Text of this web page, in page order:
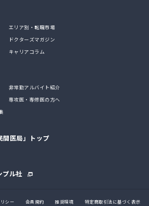
エリア別・転職市場
ドクターズマガジン
キャリアコラム
非常勤アルバイト紹介
専攻医・専修医の方へ
間医局」トップ
プル社
シー 会員規約 推奨環境 特定商取引法に基づく表示